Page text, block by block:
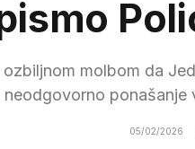
molbom da
neodgovorno
05/02/2026